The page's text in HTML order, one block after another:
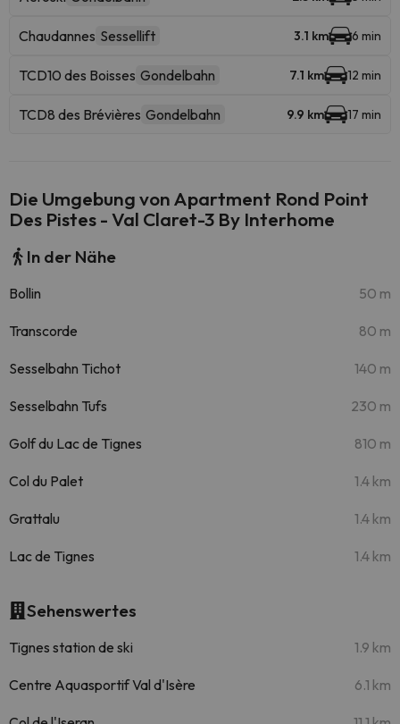
Chaudannes Sessellift 3.1 km 6 min
TCD10 des Boisses Gondelbahn 7.1 km 12 min
TCD8 des Brévières Gondelbahn 9.9 km 17 min
Die Umgebung von Apartment Rond Point
Des Pistes - Val Claret-3 By Interhome
In der Nähe
Bollin 50 m
Transcorde 80 m
Sesselbahn Tichot 140 m
Sesselbahn Tufs 230 m
Golf du Lac de Tignes 810 m
Col du Palet 1.4 km
Grattalu 1.4 km
Lac de Tignes 1.4 km
Sehenswertes
Tignes station de ski 1.9 km
Centre Aquasportif Val d'Isère 6.1 km